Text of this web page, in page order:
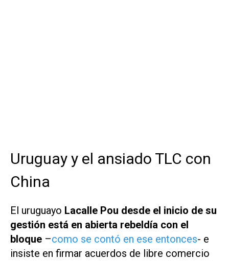
Uruguay y el ansiado TLC con
China
El uruguayo Lacalle Pou desde el inicio de su
gestión está en abierta rebeldía con el
bloque –como se contó en ese entonces- e
insiste en firmar acuerdos de libre comercio